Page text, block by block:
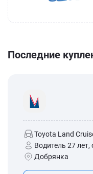
Последние
Toyota Land
Водитель 27 лет,
Добрянка